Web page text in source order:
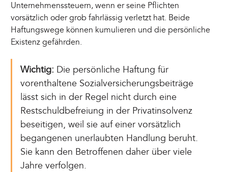
Unternehmenssteuern, wenn er seine Pflichten
vorsätzlich oder grob fahrlässig verletzt hat. Beide
Haftungswege können kumulieren und die persönliche
Existenz gefährden.
Wichtig: Die persönliche Haftung für
vorenthaltene Sozialversicherungsbeiträge
lässt sich in der Regel nicht durch eine
Restschuldbefreiung in der Privatinsolvenz
beseitigen, weil sie auf einer vorsätzlich
begangenen unerlaubten Handlung beruht.
Sie kann den Betroffenen daher über viele
Jahre verfolgen.